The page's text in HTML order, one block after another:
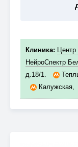
Клиника: Центр
НейроСпектр
д.18/1.
Калужская,